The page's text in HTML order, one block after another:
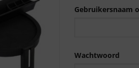
Gebruikersnaam
Wachtwoord